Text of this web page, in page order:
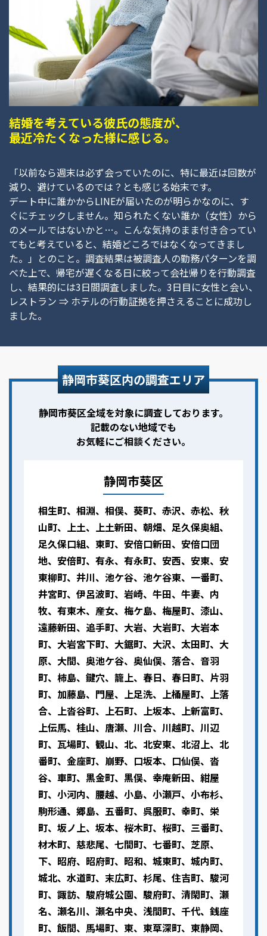
結婚を考えている彼氏の態度が、
最近冷たくなった様に感じる。
「以前なら週末は必ず会っていたのに、特に最近は回数が
減り、避けているのでは？とも感じる始末です。
デート中に誰かからLINEが届いたのが明らかなのに、す
ぐにチェックしません。知られたくない誰か（女性）から
のメールではないかと…。こんな気持のまま付き合ってい
てもと考えていると、結婚どころではなくなってきまし
た。」とのこと。調査結果は被調査人の勤務パターンを調
べた上で、帰宅が遅くなる日に絞って会社帰りを行動調査
し、結果的には3日間調査しました。3日目に女性と会い、
レストラン ⇒ ホテルの行動証拠を押さえることに成功し
ました。
静岡市葵区内の調査エリア
静岡市葵区全域を対象に調査しております。
記載のない地域でも
お気軽にご相談ください。
静岡市葵区
相生町、相淵、相俣、葵町、赤沢、赤松、秋
山町、上土、上土新田、朝畑、足久保奥組、
足久保口組、東町、安倍口新田、安倍口団
地、安倍町、有永、有永町、安西、安東、安
東柳町、井川、池ケ谷、池ケ谷東、一番町、
井宮町、伊呂波町、岩崎、牛田、牛妻、内
牧、有東木、産女、梅ケ島、梅屋町、漆山、
遠藤新田、追手町、大岩、大岩町、大岩本
町、大岩宮下町、大鋸町、大沢、太田町、大
原、大間、奥池ケ谷、奥仙俣、落合、音羽
町、柿島、鍵穴、籠上、春日、春日町、片羽
町、加藤島、門屋、上足洗、上桶屋町、上落
合、上沓谷町、上石町、上坂本、上新富町、
上伝馬、桂山、唐瀬、川合、川越町、川辺
町、瓦場町、観山、北、北安東、北沼上、北
番町、金座町、崩野、口坂本、口仙俣、沓
谷、車町、黒金町、黒俣、幸庵新田、紺屋
町、小河内、腰越、小島、小瀬戸、小布杉、
駒形通、郷島、五番町、呉服町、幸町、栄
町、坂ノ上、坂本、桜木町、桜町、三番町、
材木町、慈悲尾、七間町、七番町、芝原、
下、昭府、昭府町、昭和、城東町、城内町、
城北、水道町、末広町、杉尾、住吉町、駿河
町、諏訪、駿府城公園、駿府町、清閑町、瀬
名、瀬名川、瀬名中央、浅間町、千代、銭座
町、飯間、馬場町、東、東草深町、東静岡、